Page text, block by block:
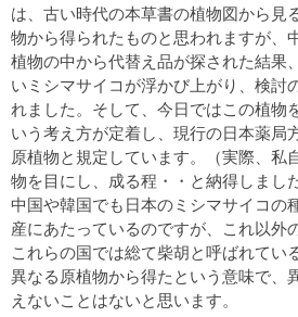
は、古い時代の本草書の植物図から見
物から得られたものと思われますが、
植物の中から代替え品が探された結果
いミシマサイコが浮かび上がり、検討
れました。そして、今日ではこの植物
いう考え方が定着し、現行の日本薬局
原植物と規定しています。（実際、私
物を目にし、成る程・・と納得しまし
中国や韓国でも日本のミシマサイコの
産にあたっているのですが、これ以外
これらの国では総て柴胡と呼ばれてい
異なる原植物から得たという意味で、
えないことはないと思います。